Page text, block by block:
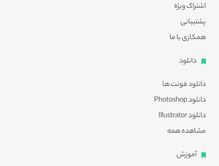
اشتراک ویژه
پشتیبانی
همکاری با ما
دانلود
دانلود فونت ها
دانلود Photoshop
دانلود Illustrator
مشاهده همه
آموزش